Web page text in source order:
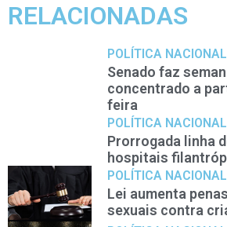
RELACIONADAS
POLÍTICA NACIONAL
Senado faz
concentrado a
feira
POLÍTICA NACIONAL
Prorrogada linha
hospitais
POLÍTICA NACIONAL
Lei aumenta
sexuais contra